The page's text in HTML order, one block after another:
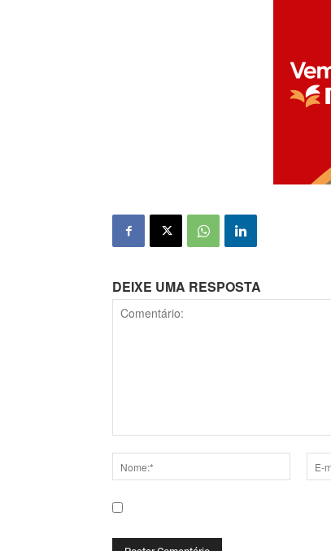
DEIXE UMA RESPOSTA